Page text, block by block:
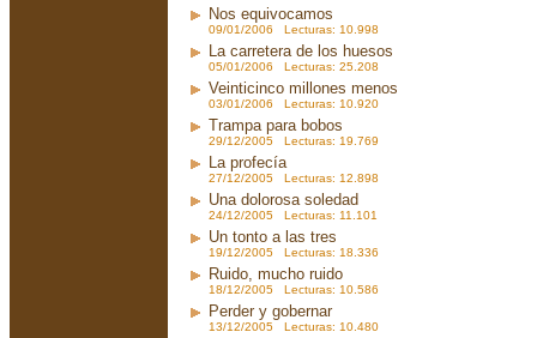
Nos equivocamos
09/01/2006 Lecturas: 10.998
La carretera de los huesos
05/01/2006 Lecturas: 25.208
Veinticinco millones menos
03/01/2006 Lecturas: 10.920
Trampa para bobos
29/12/2005 Lecturas: 19.769
La profecía
27/12/2005 Lecturas: 12.898
Una dolorosa soledad
24/12/2005 Lecturas: 11.101
Un tonto a las tres
19/12/2005 Lecturas: 18.336
Ruido, mucho ruido
18/12/2005 Lecturas: 10.586
Perder y gobernar
13/12/2005 Lecturas: 10.480